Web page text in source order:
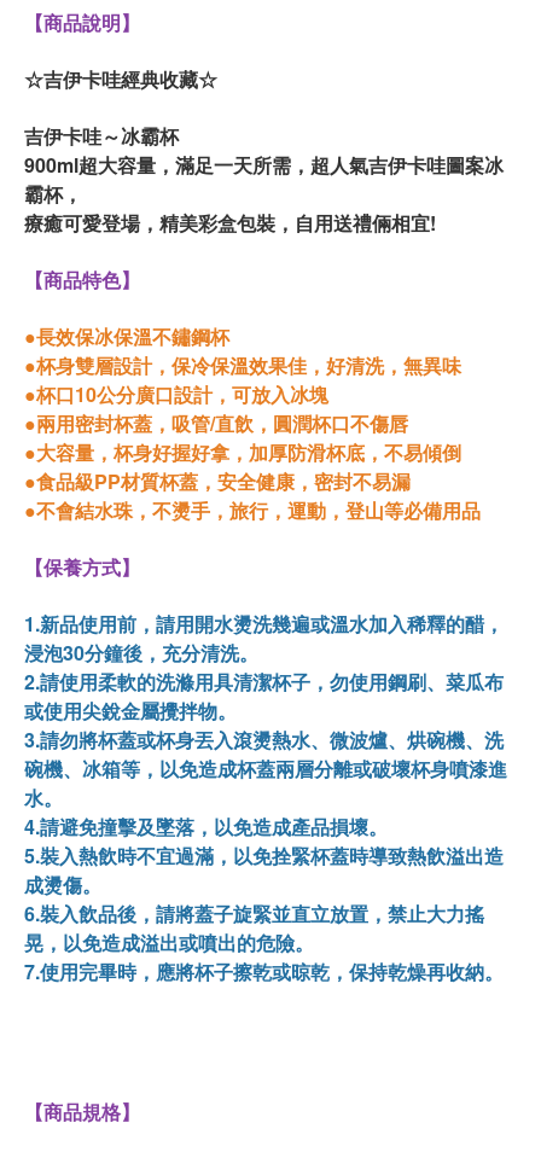
【商品說明】
☆吉伊卡哇經典收藏☆
吉伊卡哇～冰霸杯
900ml超大容量，滿足一天所需，超人氣吉伊卡哇圖案冰
霸杯，
療癒可愛登場，精美彩盒包裝，自用送禮倆相宜!
【商品特色】
●長效保冰保溫不鏽鋼杯
●杯身雙層設計，保冷保溫效果佳，好清洗，無異味
●杯口10公分廣口設計，可放入冰塊
●兩用密封杯蓋，吸管/直飲，圓潤杯口不傷唇
●大容量，杯身好握好拿，加厚防滑杯底，不易傾倒
●食品級PP材質杯蓋，安全健康，密封不易漏
●不會結水珠，不燙手，旅行，運動，登山等必備用品
【保養方式】
1.新品使用前，請用開水燙洗幾遍或溫水加入稀釋的醋，
浸泡30分鐘後，充分清洗。
2.請使用柔軟的洗滌用具清潔杯子，勿使用鋼刷、菜瓜布
或使用尖銳金屬攪拌物。
3.請勿將杯蓋或杯身丟入滾燙熱水、微波爐、烘碗機、洗
碗機、冰箱等，以免造成杯蓋兩層分離或破壞杯身噴漆進
水。
4.請避免撞擊及墜落，以免造成產品損壞。
5.裝入熱飲時不宜過滿，以免拴緊杯蓋時導致熱飲溢出造
成燙傷。
6.裝入飲品後，請將蓋子旋緊並直立放置，禁止大力搖
晃，以免造成溢出或噴出的危險。
7.使用完畢時，應將杯子擦乾或晾乾，保持乾燥再收納。
【商品規格】